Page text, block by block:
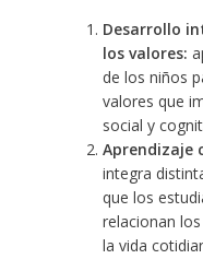
Desarrollo
los valores:
de los niños
valores que
social y
Aprendizaje
integra
que los
relacionan
la vida